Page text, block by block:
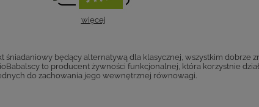
więcej
śniadaniowy będący alternatywą dla klasycznej, wszystkim dobrze
to producent żywności funkcjonalnej, która korzystnie
do zachowania jego wewnętrznej równowagi.